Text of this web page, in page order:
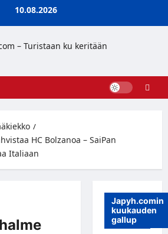
10.08.2026
HC Bolzanoa – SaiPan
Italiaan
Japyh.comin
kuukauden
gallup